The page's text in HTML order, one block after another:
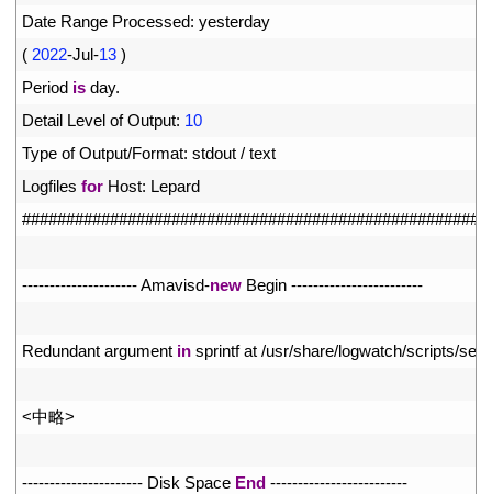
Date Range Processed: yesterday
( 2022-Jul-13 )
Period is day.
Detail Level of Output: 10
Type of Output/Format: stdout / text
Logfiles for Host: Lepard
---------------------Amavisd-new Begin ------------------------
Redundant argument in sprintf at /usr/share/logwatch/scripts/
<中略>
---------------------- Disk Space End -------------------------